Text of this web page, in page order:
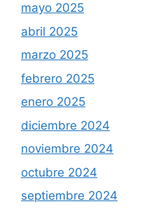
mayo 2025
abril 2025
marzo 2025
febrero 2025
enero 2025
diciembre 2024
noviembre 2024
octubre 2024
septiembre 2024